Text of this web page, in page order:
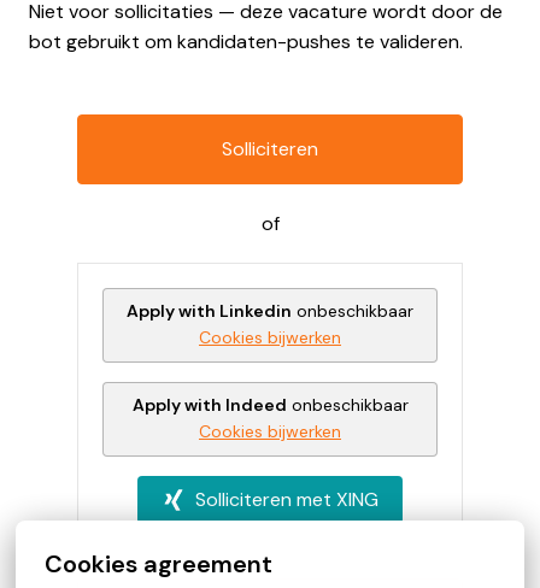
Cookies agreement
Niet voor sollicitaties — deze vacature wordt door de
bot gebruikt om kandidaten-pushes te valideren.
Solliciteren
of
Apply with Linkedin onbeschikbaar
Cookies bijwerken
Apply with Indeed onbeschikbaar
Cookies bijwerken
Solliciteren met XING